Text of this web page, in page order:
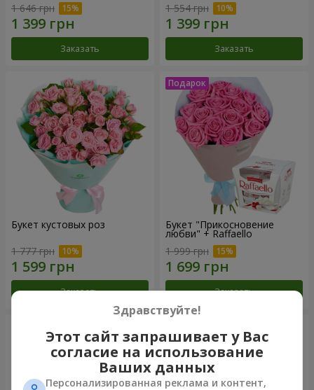
1 646 грн
Заказать
1 554 грн
Заказать
Букет кустовых роз
1 777 грн
Заказать
Букет "Прикосновение
любви" + Raffaello
1 999 грн
Заказать
Здравствуйте!
Этот сайт запрашивает у Вас
согласие на использование
Ваших данных
Персонализированная реклама и контент,